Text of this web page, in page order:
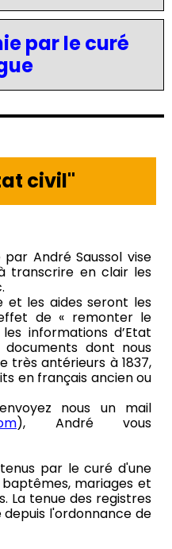
par le curé
civil"
par André Saussol vise
transcrire en clair les
et les aides seront les
de « remonter le
informations d’Etat
dont nous
très antérieurs à 1837,
en français ancien ou
nous un mail
), André vous
par le curé d'une
mariages et
La tenue des registres
l'ordonnance de